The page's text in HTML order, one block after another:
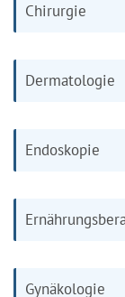
Chirurgie
Dermatologie
Endoskopie
Gynäkologie